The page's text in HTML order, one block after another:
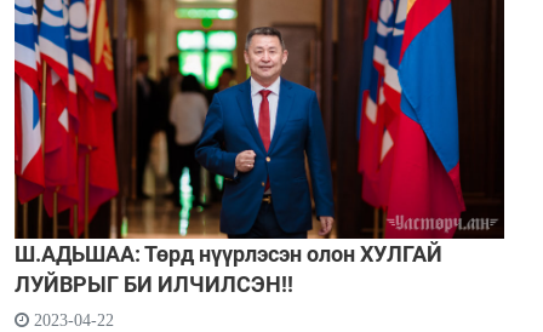
Ш.АДЬШАА: Төрд нүүрлэсэн олон ХУЛГАЙ
ЛУЙВРЫГ БИ ИЛЧИЛСЭН!!
2023-04-22